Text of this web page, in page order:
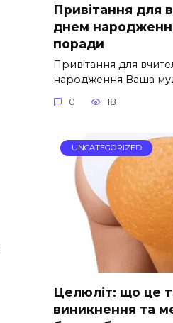
Привітання для
днем
поради
Привітання для
народження Ваша
0 18
UNCATEGORIZED
Целюліт: що це
виникнення та